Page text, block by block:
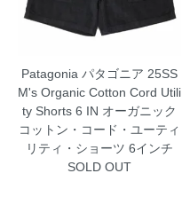
Patagonia パタゴニア 25SS
M's Organic Cotton Cord Utili
ty Shorts 6 IN オーガニック
コットン・コード・ユーティ
リティ・ショーツ 6インチ
SOLD OUT